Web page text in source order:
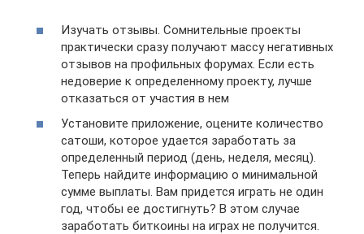
Изучать отзывы. Сомнительные проекты
практически сразу получают массу негативных
отзывов на профильных форумах. Если есть
недоверие к определенному проекту, лучше
отказаться от участия в нем
Установите приложение, оцените количество
сатоши, которое удается заработать за
определенный период (день, неделя, месяц).
Теперь найдите информацию о минимальной
сумме выплаты. Вам придется играть не один
год, чтобы ее достигнуть? В этом случае
заработать биткоины на играх не получится.